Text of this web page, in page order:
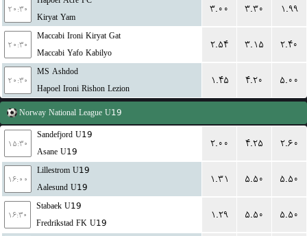
۲۰:۳۰
Kiryat Yam
۳.۰۰ ۳.۳۰ ۱.۹۹
۲۰:۳۰
Maccabi Ironi Kiryat Gat
Maccabi Yafo Kabilyo
۲.۵۴ ۳.۱۵ ۲.۴۰
۲۰:۳۰
MS Ashdod
Hapoel Ironi Rishon Lezion
۱.۴۵ ۴.۲۰ ۵.۰۰
Norway National League U19
۱۵:۳۰
Sandefjord U19
Asane U19
۲.۰۰ ۴.۲۵ ۲.۶۰
۱۶:۰۰
Lillestrom U19
Aalesund U19
۱.۳۱ ۵.۵۰ ۵.۵۰
۱۶:۳۰
Stabaek U19
Fredrikstad FK U19
۱.۲۹ ۵.۵۰ ۵.۵۰